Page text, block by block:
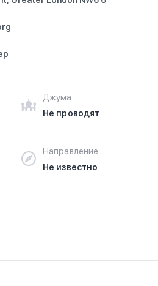
Джума
Не проводят
Направление
Не известно